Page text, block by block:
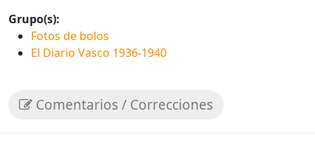
Grupo(s):
Fotos de bolos
El Diario Vasco 1936-1940
Comentarios / Correcciones